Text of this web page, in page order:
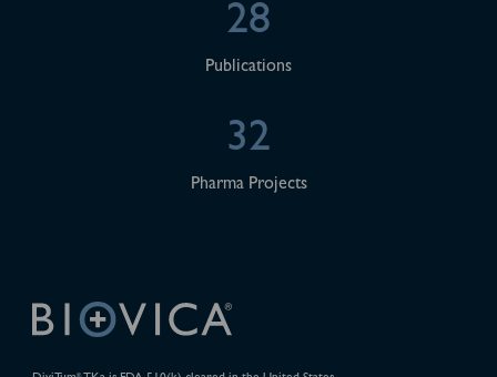
28
Publications
32
Pharma Projects